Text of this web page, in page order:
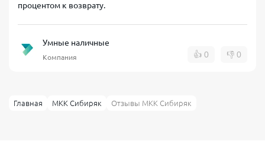
процентом к возврату.
Умные наличные
Компания 👍 0 👎 0
Главная МКК Сибиряк Отзывы МКК Сибиряк